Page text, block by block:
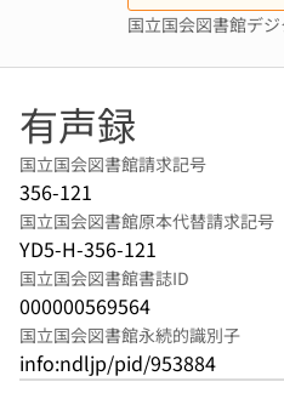
国立国会図書館デ
有声録
国立国会図書館請求記号
356-121
国立国会図書館原本代替請求記号
YD5-H-356-121
国立国会図書館書誌ID
000000569564
国立国会図書館永続的識別子
info:ndljp/pid/953884